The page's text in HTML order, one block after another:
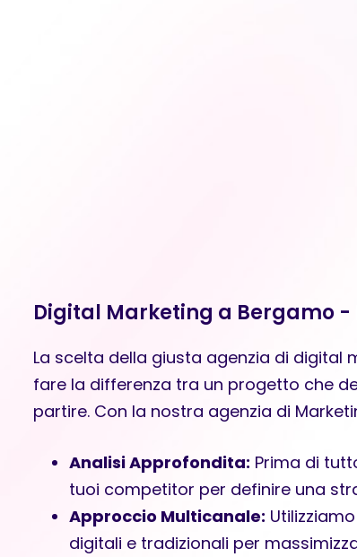
Digital Marketing a Bergamo -
La scelta della giusta agenzia di digital
fare la differenza tra un progetto che
partire. Con la nostra agenzia di
Analisi Approfondita: Prima di
tuoi competitor per definire una
Approccio Multicanale:
digitali e tradizionali per